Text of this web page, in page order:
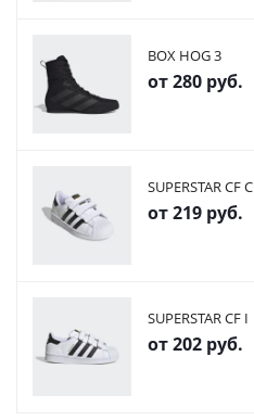
BOX HOG 3
от280 руб.
SUPERSTAR CF C
от219 руб.
SUPERSTAR CF I
от202 руб.